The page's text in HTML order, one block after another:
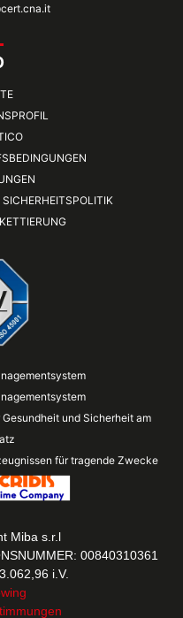
und Sicherheit am
für tragende Zwecke
Miba s.r.l
00840310361
i.V.